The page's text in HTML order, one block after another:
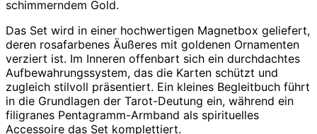
schimmerndem Gold.
Das Set wird in einer hochwertigen Magnetbox geliefert,
deren rosafarbenes Äußeres mit goldenen Ornamenten
verziert ist. Im Inneren offenbart sich ein durchdachtes
Aufbewahrungssystem, das die Karten schützt und
zugleich stilvoll präsentiert. Ein kleines Begleitbuch führt
in die Grundlagen der Tarot-Deutung ein, während ein
filigranes Pentagramm-Armband als spirituelles
Accessoire das Set komplettiert.